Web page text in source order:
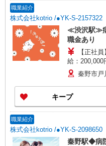
歓迎 ・認知
者研修 ・介
職業紹介
株式会社kotrio /●YK-S-2157322
≪渋沢駅≫
職金あり
【正社
給：200,000
30,000円 ・
善手当：
により変動
間） ※固定
手当として
歓迎 ・認知
者研修 ・介
秦野市戸
キープ
職業紹介
株式会社kotrio /●YK-S-2098650
秦野駅◆病